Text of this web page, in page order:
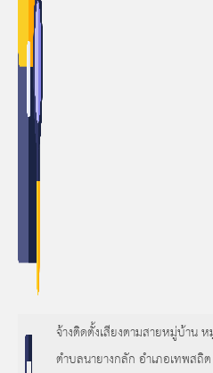
จ้างติดตั้งเสียงตามสายหมู่บ้าน
ตำบลนายางกลัก อำเภอเทพสถิ